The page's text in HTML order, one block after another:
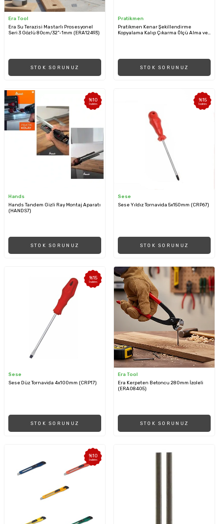
Era Tool
Era Su Terazisi Mastarlı Prosesyonel
Seri 3 Gözlü 80cm/32"-1mm (ERA12493)
STOK SORUNUZ
Pratikmen
Pratikmen Kenar Şekillendirme
Kopyalama Kalıp Çıkarma Ölçü Alma ve
STOK SORUNUZ
%10
İndirim
Hands
Hands Tandem Gizli Ray Montaj Aparatı
(HANDS7)
STOK SORUNUZ
%15
İndirim
Sese
Sese Yıldız Tornavida 5x150mm (CRP67)
STOK SORUNUZ
%15
İndirim
Sese
Sese Düz Tornavida 4x100mm (CRP17)
STOK SORUNUZ
Era Tool
Era Kerpeten Betoncu 280mm İzoleli
(ERA08405)
STOK SORUNUZ
%10
İndirim